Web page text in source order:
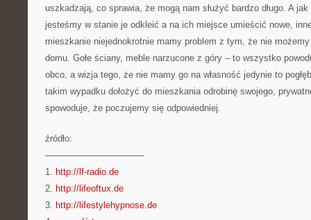
uszkadzają, co sprawia, że mogą nam służyć bardzo długo. A
jesteśmy w stanie je odkleić a na ich miejsce umieścić nowe,
mieszkanie niejednokrotnie mamy problem z tym, że nie
domu. Gołe ściany, meble narzucone z góry – to wszystko
obco, a wizja tego, że nie mamy go na własność jedynie to
takim wypadku dołożyć do mieszkania odrobinę swojego,
spowoduje, że poczujemy się odpowiedniej.
źródło:
———————————
1. http://lf-radio.de
2. http://lifeoftux.de
3. http://lifestylehypnose.de